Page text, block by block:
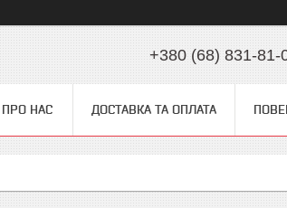
+380 (68) 831-81-
ПРО НАС ДОСТАВКА ТА ОПЛАТА